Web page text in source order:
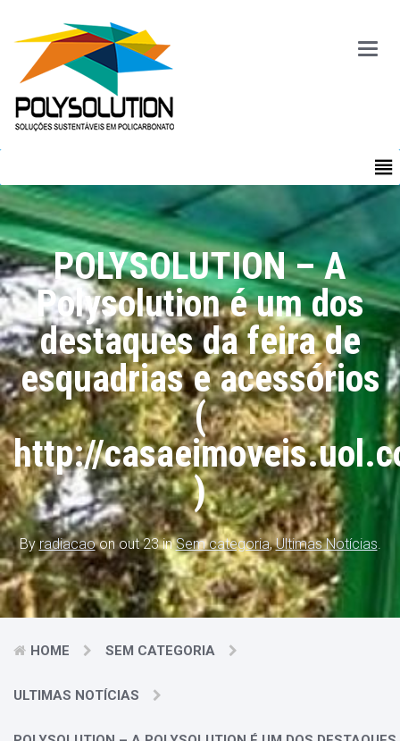
Main
POLYSOLUTION – A
Polysolution é um dos
destaques da feira de
esquadrias e acessórios
(
http://
)
By radiacaoon out 23 inSem categoria,Ultimas Notícias.
HOME SEM CATEGORIA
ULTIMAS NOTÍCIAS